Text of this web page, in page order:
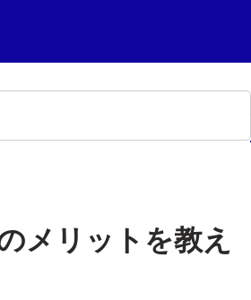
メリットを教え